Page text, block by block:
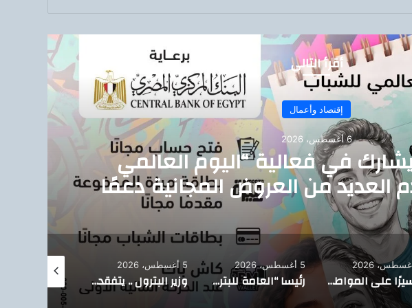
أقرأ التالي
إقتصاد وأعمال
6 أغسطس، 2026
في فعالية “اليوم العالمي
العديد من العروض المجانية دعمًا
رعاية البنك المركزي المصري
تيسيرًا على المواطنين.. الدقهلية تدشن خدمة توصيل أسطوانات البوتاجاز للمنازل بالتعاون مع بوتاجاسكو
5 أغسطس، 2026
رئيسا “العامة للبترول” و”بترومنت” يتفقدان أعمال صيانة حقول أبو سنان استعدادًا لفترات الذروة الصيفية
5 أغسطس، 2026
وزير البترول .. يتفقد حقل البركة بأسوان ويتابع خطة إعادة الآبار المتوقفة للإنتاج